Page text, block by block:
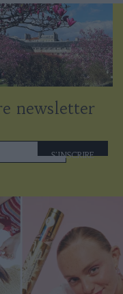
newsletter
S'INSCRIRE